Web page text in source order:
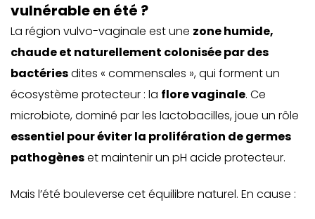
vulnérable en été ?
La région vulvo-vaginale est une zone humide,
chaude et naturellement colonisée par des
bactériesdites « commensales », qui forment un
écosystème protecteur : la flore vaginale. Ce
microbiote, dominé par les lactobacilles, joue un rôle
essentiel pour éviter la prolifération de germes
pathogèneset maintenir un pH acide protecteur.
Mais l’été bouleverse cet équilibre naturel. En cause :